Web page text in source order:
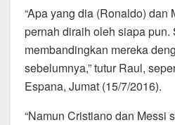
“Apa yang dia (Ronaldo) dan
pernah diraih oleh siapa pun.
membandingkan mereka
sebelumnya,” tutur Raul,
Espana, Jumat (15/7/2016).
“Namun Cristiano dan Messi